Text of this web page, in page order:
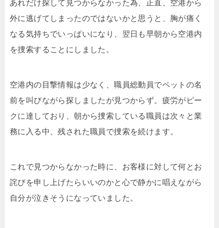
あれだけ探して見つからなかった為、正直、空港から
外に逃げてしまったのではないかと思うと、胸が痛く
なる気持ちでいっぱいになり、翌日も早朝から空港内
を捜索することにしました。
空港内の目撃情報は少なく、職員総動員でペットの名
前を叫びながら探しましたが見つからず。疲労がピー
クに達しており、朝から捜索している職員は次々と業
務に入る中、残された職員で捜索を続けます。
これで見つからなかった時に、お客様に対して何とお
詫びを申し上げたらいいのかと心で静かに唱えながら
自分が泣きそうになっていました。